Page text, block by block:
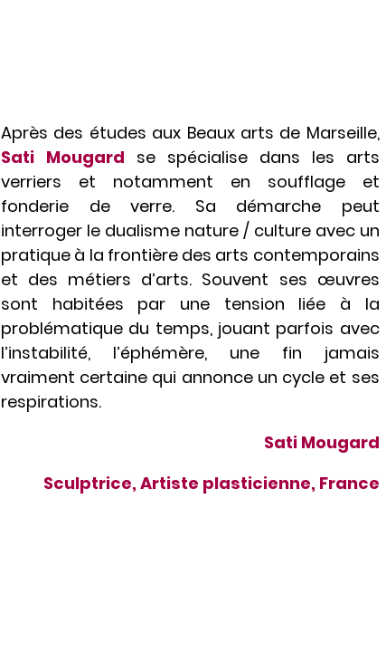
Après des études aux Beaux arts de Marseille,
Sati Mougard se spécialise dans les arts
verriers et notamment en soufflage et
fonderie de verre. Sa démarche peut
interroger le dualisme nature / culture avec un
pratique à la frontière des arts contemporains
et des métiers d’arts. Souvent ses œuvres
sont habitées par une tension liée à la
problématique du temps, jouant parfois avec
l’instabilité, l’éphémère, une fin jamais
vraiment certaine qui annonce un cycle et ses
respirations.
Sati Mougard
Sculptrice, Artiste plasticienne, France